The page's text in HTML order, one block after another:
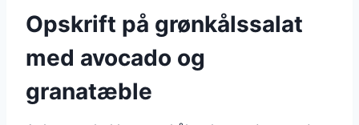
Opskrift på grønkålssalat
med avocado og
granatæble